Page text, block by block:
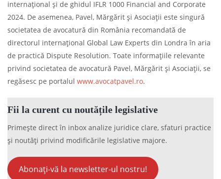
internațional și de ghidul IFLR 1000 Financial and Corporate
2024. De asemenea, Pavel, Mărgărit și Asociații este singură
societatea de avocatură din România recomandată de
directorul internațional Global Law Experts din Londra în aria
de practică Dispute Resolution. Toate informațiile relevante
privind societatea de avocatură Pavel, Mărgărit și Asociații, se
regăsesc pe portalul www.avocatpavel.ro.
Fii la curent cu noutățile legislative
Primește direct în inbox analize juridice clare, sfaturi practice
și noutăți privind modificările legislative majore.
Abonați-vă la newsletter-ul nostru!